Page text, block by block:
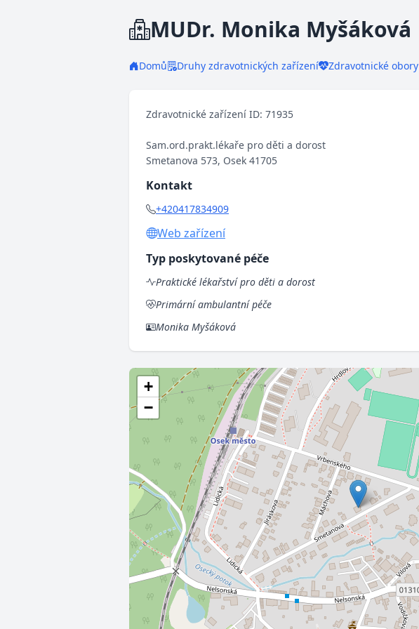
MUDr. Monika Myšáková
Domů Druhy zdravotnických zařízení Zdravotnické obory
Zdravotnické zařízení ID: 71935
Sam.ord.prakt.lékaře pro děti a dorost
Smetanova 573, Osek 41705
Kontakt
+420417834909
Web zařízení
Typ poskytované péče
Praktické lékařství pro děti a dorost
Primární ambulantní péče
Monika Myšáková
+
−